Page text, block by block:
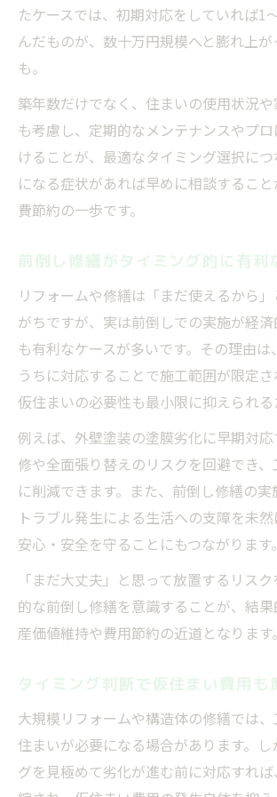
たケースでは、初期対応をしていれば1
んだものが、数十万円規模へと膨れ上が
も。
築年数だけでなく、住まいの使用状況
も考慮し、定期的なメンテナンスやプ
けることが、最適なタイミング選択に
になる症状があれば早めに相談するこ
費節約の一歩です。
前倒し修繕がタイミング的に有利
リフォームや修繕は「まだ使えるから
がちですが、実は前倒しでの実施が経
も有利なケースが多いです。その理由
うちに対応することで施工範囲が限定
仮住まいの必要性も最小限に抑えられる
例えば、外壁塗装の塗膜劣化に早期対
修や全面張り替えのリスクを回避でき
に削減できます。また、前倒し修繕の
トラブル発生による生活への支障を未
安心・安全を守ることにもつながります。
「まだ大丈夫」と思って放置するリス
的な前倒し修繕を意識することが、結
産価値維持や費用節約の近道となります。
タイミング判断で仮住まい費用も
大規模リフォームや構造体の修繕では
住まいが必要になる場合があります。
グを見極めて劣化が進む前に対応すれ